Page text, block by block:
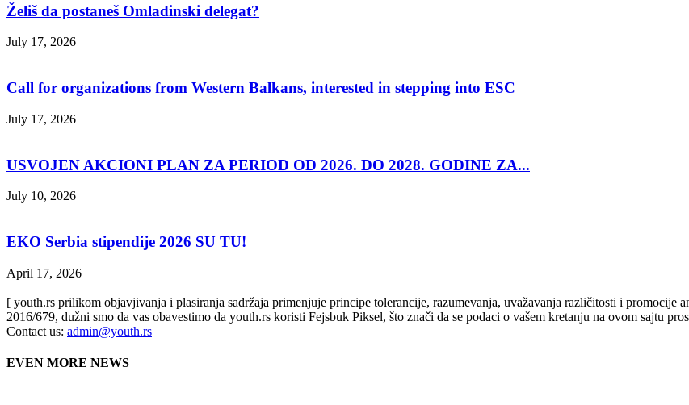
Želiš da postaneš Omladinski delegat?
July 17, 2026
Call for organizations from Western Balkans, interested in stepping into ESC
July 17, 2026
USVOJEN AKCIONI PLAN ZA PERIOD OD 2026. DO 2028. GODINE ZA...
July 10, 2026
EKO Serbia stipendije 2026 SU TU!
April 17, 2026
[ youth.rs prilikom objavjivanja i plasiranja sadržaja primenjuje principe tolerancije, razumevanja, uvažavanja različitosti i
2016/679, dužni smo da vas obavestimo da youth.rs koristi Fejsbuk Piksel, što znači da se podaci o vašem kretanju na ovom sajtu
Contact us: admin@youth.rs
EVEN MORE NEWS